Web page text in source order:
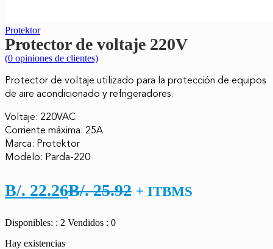
Protektor
Protector de voltaje 220V
(0 opiniones de clientes)
Protector de voltaje utilizado para la protección de equipos
de aire acondicionado y refrigeradores.
Voltaje: 220VAC
Corriente máxima: 25A
Marca: Protektor
Modelo: Parda-220
B/. 22.26El
actual
B/.25.92 El
+ ITBMS
Disponibles: : 2 Vendidos : 0
Hay existencias